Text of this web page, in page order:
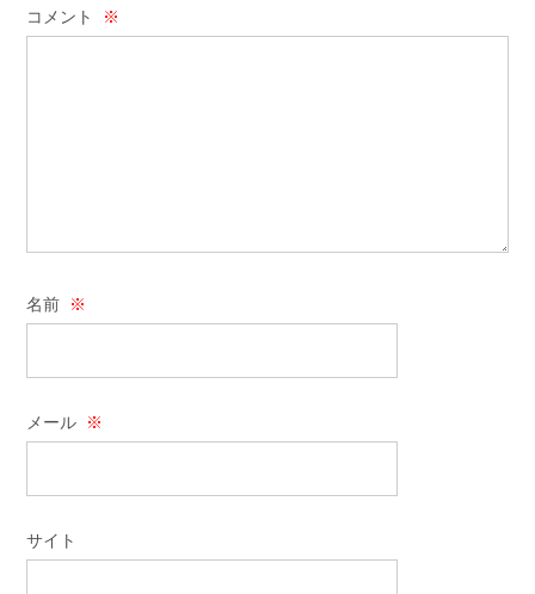
コメント ※
名前 ※
メール ※
サイト